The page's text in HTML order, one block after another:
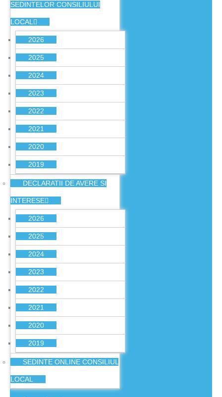
SEDINTELOR CONSILIULUI
LOCAL
2026
2025
2024
2023
2022
2021
2020
2019
DECLARATII DE AVERE SI
INTERESE
2026
2025
2024
2023
2022
2021
2020
2019
SEDINTE ONLINE CONSILIUL
LOCAL